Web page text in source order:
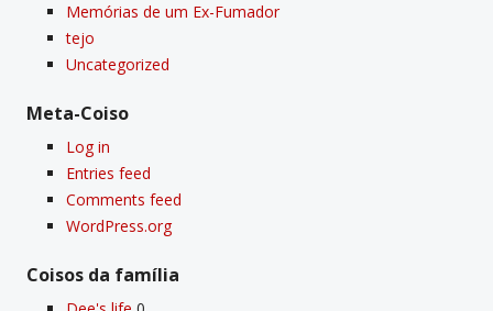
Memórias de um Ex-Fumador
tejo
Uncategorized
Meta-Coiso
Log in
Entries feed
Comments feed
WordPress.org
Coisos da famí­lia